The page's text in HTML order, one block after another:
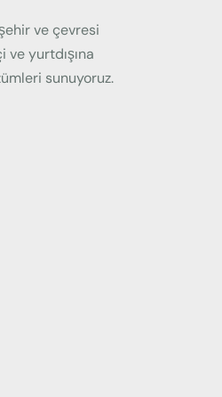
ve çevresi
yurtdışına
sunuyoruz.